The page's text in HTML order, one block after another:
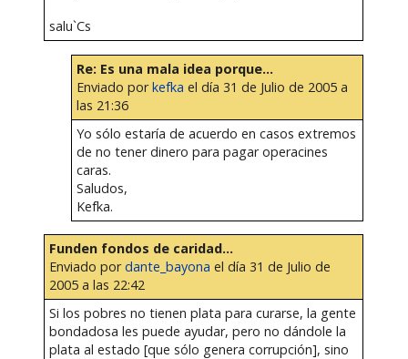
salu`Cs
Re: Es una mala idea porque...
Enviado porkefka el día 31 de Julio de 2005 a
las 21:36
Yo sólo estaría de acuerdo en casos extremos
de no tener dinero para pagar operacines
caras.
Saludos,
Kefka.
Funden fondos de caridad...
Enviado pordante_bayona el día 31 de Julio de
2005 a las 22:42
Si los pobres no tienen plata para curarse, la gente
bondadosa les puede ayudar, pero no dándole la
plata al estado [que sólo genera corrupción], sino